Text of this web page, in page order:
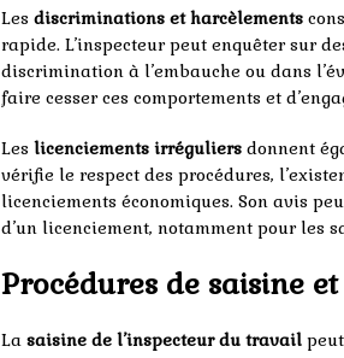
Les discriminations et harcèlements
rapide. L’inspecteur peut enquêter sur
discrimination à l’embauche ou dans
faire cesser ces comportements et
Les licenciements irréguliers donnent
vérifie le respect des procédures,
licenciements économiques. Son avis
d’un licenciement, notamment pour les
Procédures de saisine
La saisine de l’inspecteur du travail